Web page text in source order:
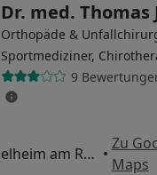
Dr. med. Thomas
Orthopäde &
Sportmediziner,
9
Turnerstr. 23, Ingelheim am Rhein •
Zu
Maps